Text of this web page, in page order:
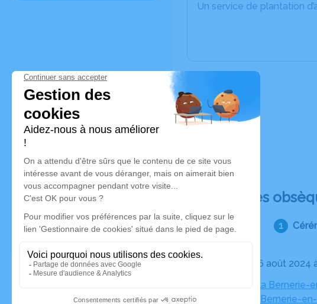
Un service de plantation
Déroulé des
Le lundi 26 août 2024
Église de la Bernerie-
44760 La Bernerie-